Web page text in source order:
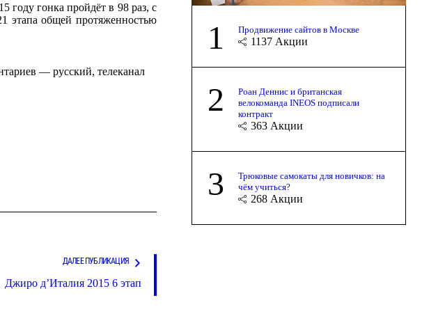
гонка пройдёт в 98 раз, с
этапа общей протяженностью
— русский, телеканал
ДАЛЕЕ ПУБЛИКАЦИЯ
Джиро д’Италия 2015 6 этап
1 Продвижение сайтов в Москве
1137 Акции
2
Роан Деннис и британская
велокоманда INEOS подписали
контракт
363 Акции
3
Трюковые самокаты для новичков: на
чём учиться?
268 Акции